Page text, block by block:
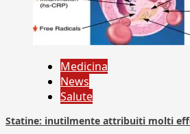
Medicina
News
Salute
Statine: inutilmente attribuiti molti